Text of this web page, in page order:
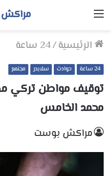
القائمة
الرئيسية/24 ساعة
24 ساعة حوادث سلايدر مجتمع
توقيف مواطن تركي
محمد الخامس
مراكش بوست